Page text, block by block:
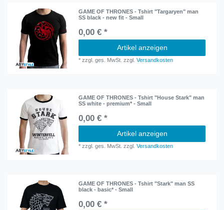
GAME OF THRONES - Tshirt "Targaryen" man
SS black - new fit - Small
0,00 € *
Artikel anzeigen
*zzgl. ges. MwSt. zzgl.Versandkosten
GAME OF THRONES - Tshirt "House Stark" man
SS white - premium* - Small
0,00 € *
Artikel anzeigen
*zzgl. ges. MwSt. zzgl.Versandkosten
GAME OF THRONES - Tshirt "Stark" man SS
black - basic* - Small
0,00 € *